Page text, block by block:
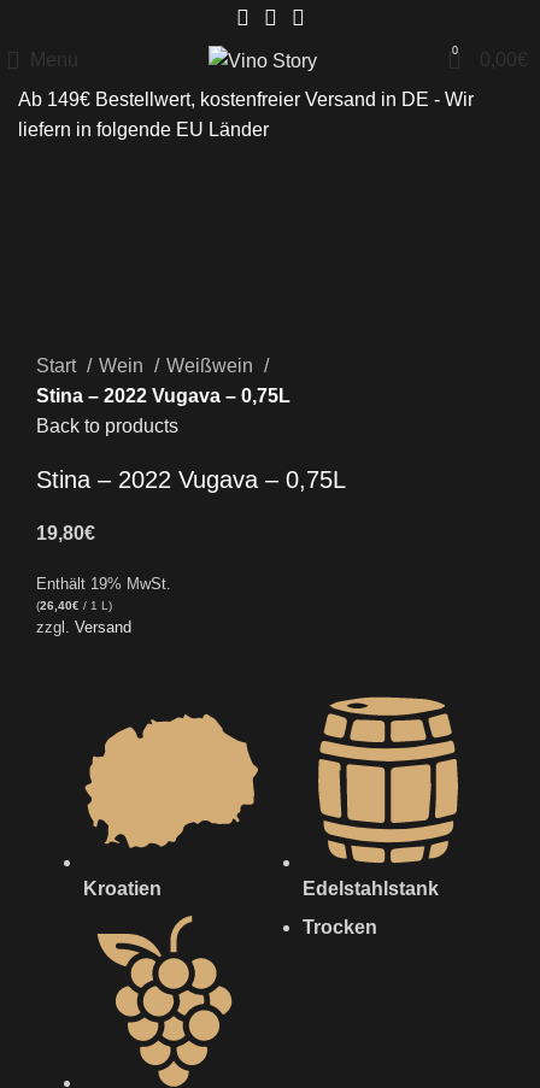
Menu 0 0,00€
Ab 149€ Bestellwert, kostenfreier Versand in DE - Wir
liefern in folgende EU Länder
Start Wein
Weißwein
Stina – 2022 Vugava – 0,75L
Back to products
Stina – 2022 Vugava – 0,75L
19,80€
Enthält 19% MwSt.
(26,40€ / 1 L)
zzgl. Versand
Kroatien
Edelstahlstank
Trocken